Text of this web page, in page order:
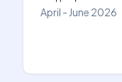
April - June 2026